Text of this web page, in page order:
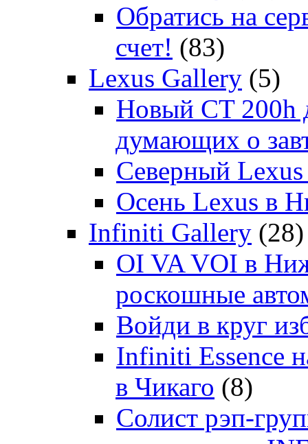
Обратись на
счет! (83)
Lexus Gallery (5)
Новый CT 200h
думающих о
Северный Lexus
Осень Lexus в
Infiniti Gallery (28)
OI VA VOI в
роскошные
Войди в круг
Infiniti Essence
в Чикаго (8)
Солист рэп-